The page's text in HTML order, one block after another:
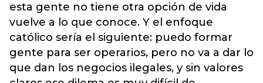
esta gente no tiene otra opción de vida
vuelve a lo que conoce. Y el enfoque
católico sería el siguiente: puedo formar
gente para ser operarios, pero no va a dar lo
que dan los negocios ilegales, y sin valores